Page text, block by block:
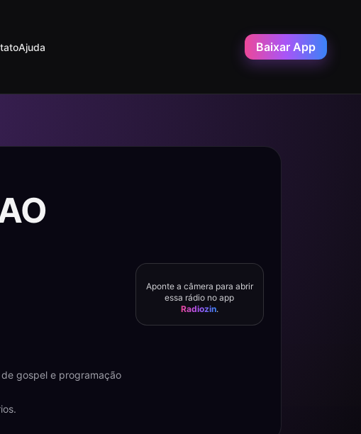
Ajuda Baixar App
de gospel e programação
Aponte a câmera para abrir
essa rádio no app
Radiozin.